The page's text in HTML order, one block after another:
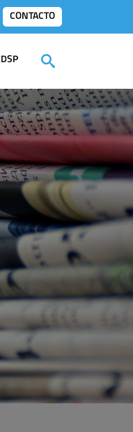
CONTACTO